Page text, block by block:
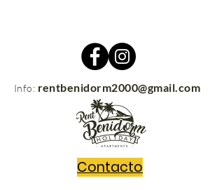
Info: rentbenidorm2000@gmail.com
Contacto